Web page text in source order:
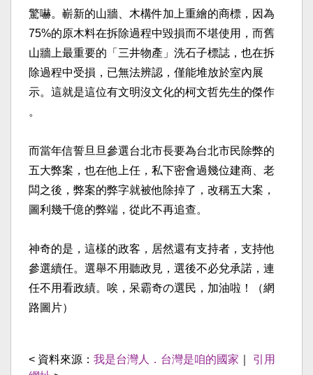
驚嚇。嶄新的山牆、木構件加上重繪的商標，因為
75%的原木料在拆除過程中毀損而不堪使用，而舊
山牆上最重要的「三井物產」 洗石子標誌，也在拆
除過程中受損，已無法辨認，僅能堆放於室內展
示。這就是這位有文明沒文化的柯文哲先生的傑作
。
而當年信誓旦旦參選台北市長要為台北市民除弊的
五大弊案 ，也在他上任，私下密會過幾位建商、老
闆之後，弊案的弊字就被他除掉了，改稱五大案，
圖利幾千億的弊端，從此不再追查。
神奇的是，這樣的政客，居然還有支持者，支持他
參選續任。選舉不用聽政見，選後不必兌承諾，連
任不用看政績。唉 ，呆霸奇の選民，加油啦！（網
路圖片）
< 資料來源： 我是台灣人．台灣是咱的國家
引用